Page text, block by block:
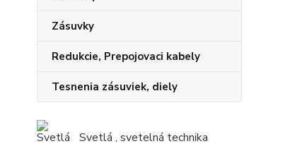
Zásuvky
Redukcie, Prepojovaci kabely
Tesnenia zásuviek, diely
Svetlá , svetelná technika